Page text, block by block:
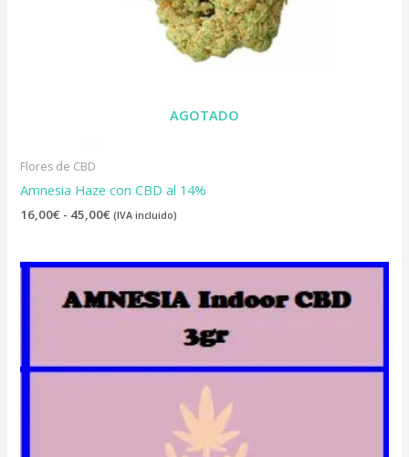
AGOTADO
Flores de CBD
Amnesia Haze con CBD al 14%
16,00€ - 45,00€ (IVA incluido)
Rango
precios:
27,00€